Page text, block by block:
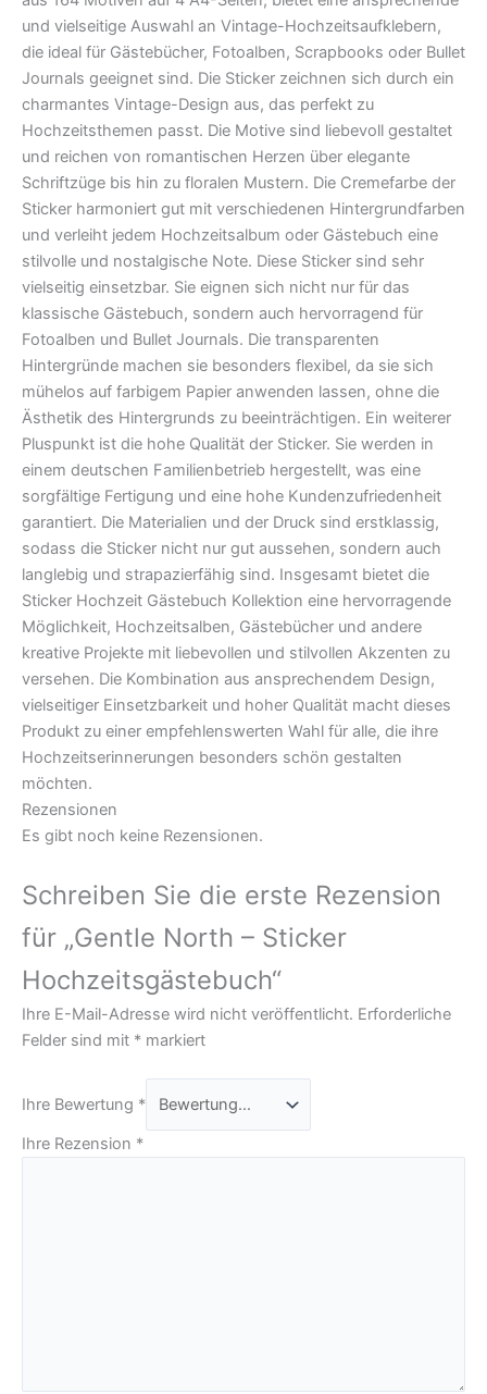
und vielseitige Auswahl an Vintage-Hochzeitsaufklebern,
die ideal für Gästebücher, Fotoalben, Scrapbooks oder Bullet
Journals geeignet sind. Die Sticker zeichnen sich durch ein
charmantes Vintage-Design aus, das perfekt zu
Hochzeitsthemen passt. Die Motive sind liebevoll gestaltet
und reichen von romantischen Herzen über elegante
Schriftzüge bis hin zu floralen Mustern. Die Cremefarbe der
Sticker harmoniert gut mit verschiedenen Hintergrundfarben
und verleiht jedem Hochzeitsalbum oder Gästebuch eine
stilvolle und nostalgische Note. Diese Sticker sind sehr
vielseitig einsetzbar. Sie eignen sich nicht nur für das
klassische Gästebuch, sondern auch hervorragend für
Fotoalben und Bullet Journals. Die transparenten
Hintergründe machen sie besonders flexibel, da sie sich
mühelos auf farbigem Papier anwenden lassen, ohne die
Ästhetik des Hintergrunds zu beeinträchtigen. Ein weiterer
Pluspunkt ist die hohe Qualität der Sticker. Sie werden in
einem deutschen Familienbetrieb hergestellt, was eine
sorgfältige Fertigung und eine hohe Kundenzufriedenheit
garantiert. Die Materialien und der Druck sind erstklassig,
sodass die Sticker nicht nur gut aussehen, sondern auch
langlebig und strapazierfähig sind. Insgesamt bietet die
Sticker Hochzeit Gästebuch Kollektion eine hervorragende
Möglichkeit, Hochzeitsalben, Gästebücher und andere
kreative Projekte mit liebevollen und stilvollen Akzenten zu
versehen. Die Kombination aus ansprechendem Design,
vielseitiger Einsetzbarkeit und hoher Qualität macht dieses
Produkt zu einer empfehlenswerten Wahl für alle, die ihre
Hochzeitserinnerungen besonders schön gestalten
möchten.
Rezensionen
Es gibt noch keine Rezensionen.
Schreiben Sie die erste Rezension
für „Gentle North – Sticker
Hochzeitsgästebuch“
Ihre E-Mail-Adresse wird nicht veröffentlicht. Erforderliche
Felder sind mit * markiert
Ihre Bewertung *
Ihre Rezension *